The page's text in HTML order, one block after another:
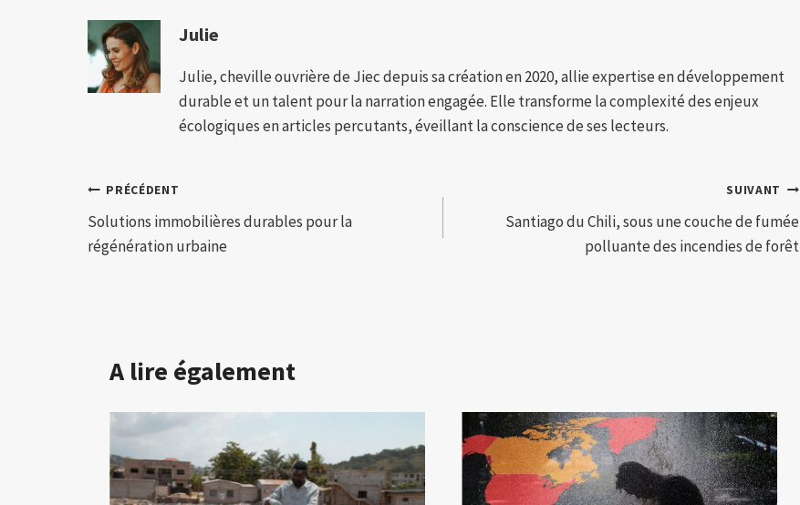
Julie
Julie, cheville ouvrière de Jiec depuis sa création en 2020, allie expertise en développement
durable et un talent pour la narration engagée. Elle transforme la complexité des enjeux
écologiques en articles percutants, éveillant la conscience de ses lecteurs.
Navigation
de
PRÉCÉDENT
Solutions immobilières durables pour la
régénération urbaine
SUIVANT
Santiago du Chili, sous une couche de fumée
polluante des incendies de forêt
A lire également